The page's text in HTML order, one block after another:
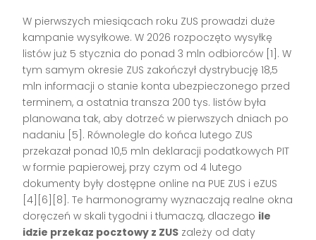
W pierwszych miesiącach roku ZUS prowadzi duże
kampanie wysyłkowe. W 2026 rozpoczęto wysyłkę
listów już 5 stycznia do ponad 3 mln odbiorców [1]. W
tym samym okresie ZUS zakończył dystrybucję 18,5
mln informacji o stanie konta ubezpieczonego przed
terminem, a ostatnia transza 200 tys. listów była
planowana tak, aby dotrzeć w pierwszych dniach po
nadaniu [5]. Równolegle do końca lutego ZUS
przekazał ponad 10,5 mln deklaracji podatkowych PIT
w formie papierowej, przy czym od 4 lutego
dokumenty były dostępne online na PUE ZUS i eZUS
[4][6][8]. Te harmonogramy wyznaczają realne okna
doręczeń w skali tygodni i tłumaczą, dlaczego ile
idzie przekaz pocztowy z ZUS zależy od daty